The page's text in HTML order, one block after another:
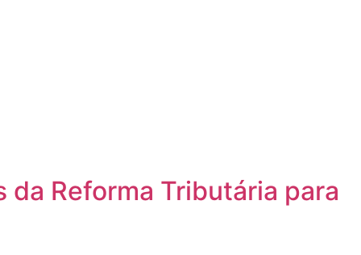
Reforma Tributária para